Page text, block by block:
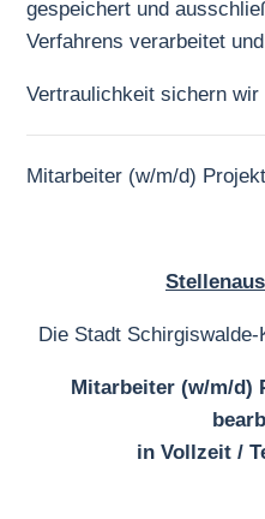
gespeichert und
Verfahrens verarbeitet
Vertraulichkeit sichern wir
Mitarbeiter (w/m/d)
Die Stadt
Mitarbeiter (w/m/d)
in Vollzeit /